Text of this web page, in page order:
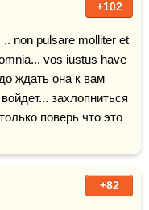
+102
non pulsare molliter et
vos iustus have
ждать она к вам
поверь что это
+82